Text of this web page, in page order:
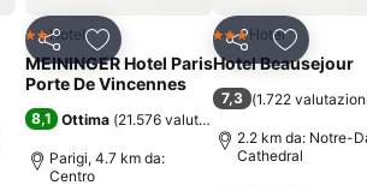
ogni sabato, domenica e lunedì è molto
e dai turisti. Per le sue caratteristiche è
concedersi un viaggio nella capitale senza
preferitiCondividiAggiungi ai preferiti
2 Stelle
Hotel
MEININGER Hotel Paris
Porte De Vincennes
8,1 Ottima (21.576 valutazioni
Parigi, 4.7 km da:
Centro
Condividi
3 StelleHotel
Hotel Beausejour
7,3 (1.722
2.2 km da: Notre-
Cathedral